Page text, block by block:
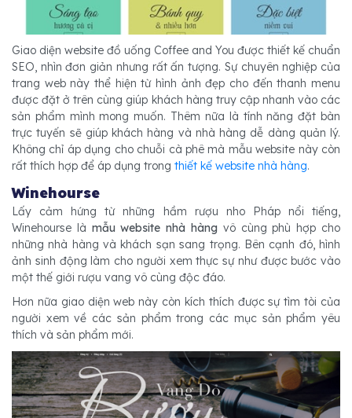
Giao diện website đồ uống Coffee and You được thiết kế chuẩn
SEO, nhìn đơn giản nhưng rất ấn tượng. Sự chuyên nghiệp của
trang web này thể hiện từ hình ảnh đẹp cho đến thanh menu
được đặt ở trên cùng giúp khách hàng truy cập nhanh vào các
sản phẩm mình mong muốn. Thêm nữa là tính năng đặt bàn
trực tuyến sẽ giúp khách hàng và nhà hàng dễ dàng quản lý.
Không chỉ áp dụng cho chuỗi cà phê mà mẫu website này còn
rất thích hợp để áp dụng trong thiết kế website nhà hàng.
Winehourse
Lấy cảm hứng từ những hầm rượu nho Pháp nổi tiếng,
Winehourse là mẫu website nhà hàng vô cùng phù hợp cho
những nhà hàng và khách sạn sang trọng. Bên cạnh đó, hình
ảnh sinh động làm cho người xem thực sự như được bước vào
một thế giới rượu vang vô cùng độc đáo.
Hơn nữa giao diện web này còn kích thích được sự tìm tòi của
người xem về các sản phẩm trong các mục sản phẩm yêu
thích và sản phẩm mới.